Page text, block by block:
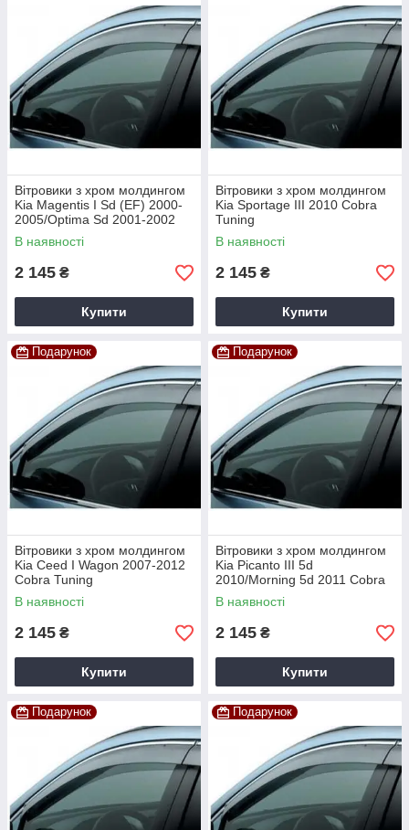
Вітровики з хром молдингом
Kia Magentis I Sd (EF) 2000-
2005/Optima Sd 2001-2002
Cobra Tuning
В наявності
2 145 ₴
Купити
Вітровики з хром молдингом
Kia Sportage III 2010 Cobra
Tuning
В наявності
2 145 ₴
Купити
Подарунок
Вітровики з хром молдингом
Kia Ceed I Wagon 2007-2012
Cobra Tuning
В наявності
2 145 ₴
Купити
Подарунок
Вітровики з хром молдингом
Kia Picanto III 5d
2010/Morning 5d 2011 Cobra
Tuning
В наявності
2 145 ₴
Купити
Подарунок Подарунок